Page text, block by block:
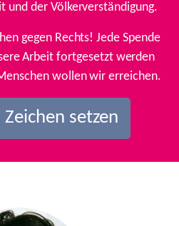
und der Völkerverständigung.
gegen Rechts! Jede Spende
Arbeit fortgesetzt werden
wollen wir erreichen.
setzen